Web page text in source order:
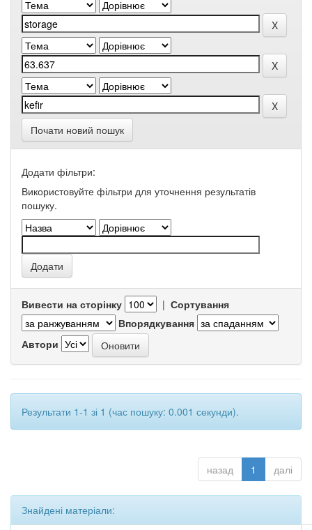
Почати новий пошук
Додати фільтри:
Використовуйте фільтри для уточнення результатів
пошуку.
Вивести на сторінку | Сортування
Впорядкування
Автори
Результати 1-1 зі 1 (час пошуку: 0.001 секунди).
назад 1 далі
Знайдені матеріали: